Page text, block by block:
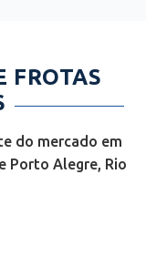
FROTAS
do mercado em
Porto Alegre, Rio